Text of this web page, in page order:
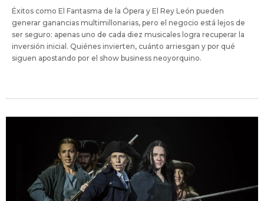
Éxitos como El Fantasma de la Ópera y El Rey León pueden
generar ganancias multimillonarias, pero el negocio está lejos de
ser seguro: apenas uno de cada diez musicales logra recuperar la
inversión inicial. Quiénes invierten, cuánto arriesgan y por qué
siguen apostando por el show business neoyorquino.